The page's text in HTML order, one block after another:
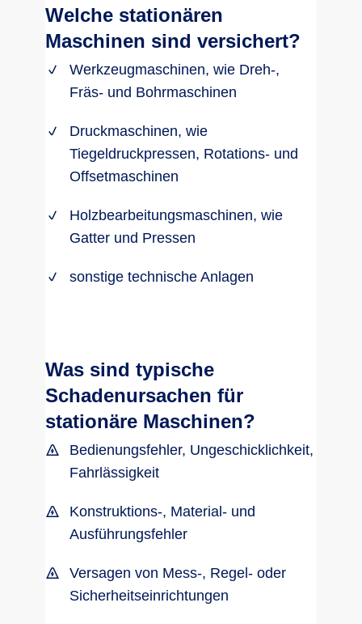
Welche stationären
Maschinen sind versichert?
Werkzeugmaschinen, wie Dreh-,
Fräs- und Bohrmaschinen
Druckmaschinen, wie
Tiegeldruckpressen, Rotations- und
Offsetmaschinen
Holzbearbeitungsmaschinen, wie
Gatter und Pressen
sonstige technische Anlagen
Was sind typische
Schadenursachen für
stationäre Maschinen?
Bedienungsfehler, Ungeschicklichkeit,
Fahrlässigkeit
Konstruktions-, Material- und
Ausführungsfehler
Versagen von Mess-, Regel- oder
Sicherheitseinrichtungen